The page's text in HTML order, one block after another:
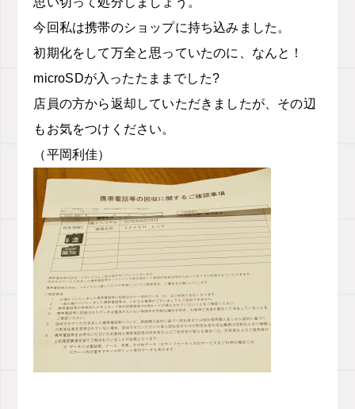
今回私は携帯のショップに持ち込みました。
初期化をして万全と思っていたのに、なんと！
microSDが入ったたままでした?
店員の方から返却していただきましたが、その辺
もお気をつけください。
（平岡利佳）